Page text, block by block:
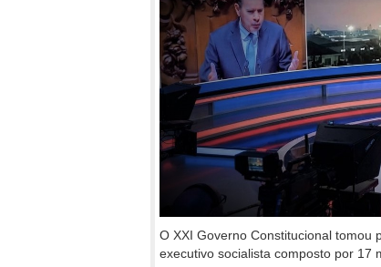
O XXI Governo Constitucional tomou
executivo socialista composto por 17